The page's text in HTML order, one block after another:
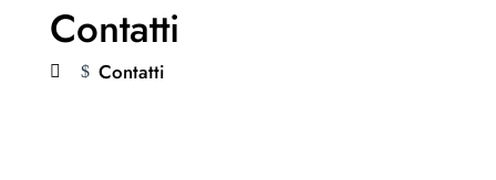
Contatti
$ Contatti